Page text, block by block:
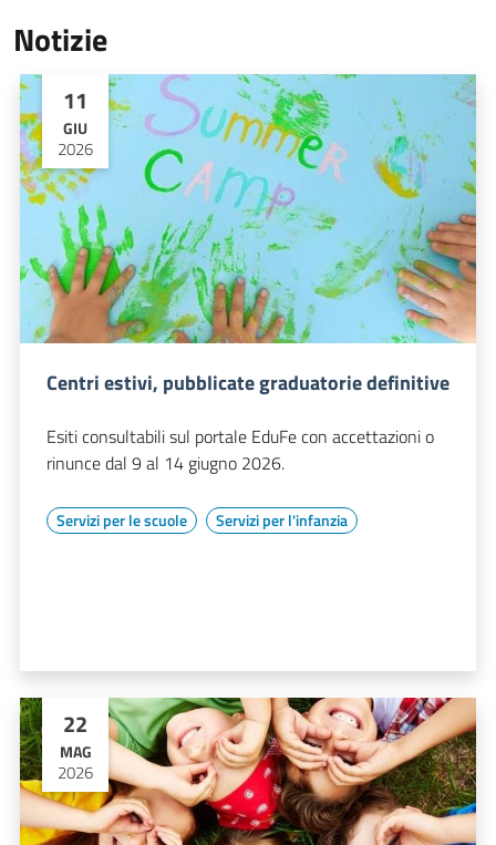
Notizie
11
GIU
2026
Centri estivi, pubblicate graduatorie definitive
Esiti consultabili sul portale EduFe con accettazioni o
rinunce dal 9 al 14 giugno 2026.
Servizi per le scuole Servizi per l'infanzia
22
MAG
2026